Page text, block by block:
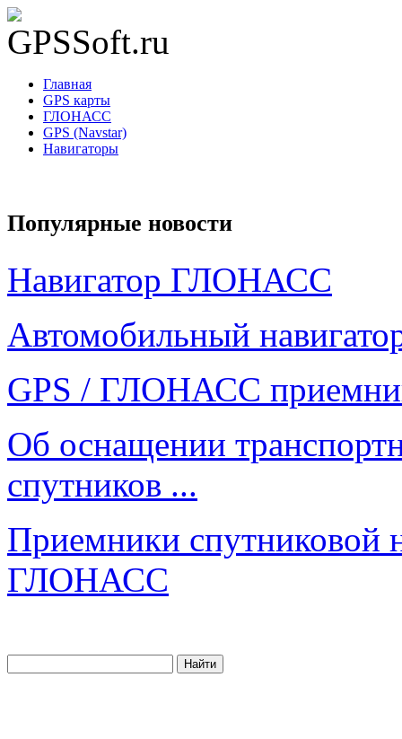
Главная
GPS карты
ГЛОНАСС
GPS (Navstar)
Навигаторы
Популярные новости
Навигатор ГЛОНАСС
Автомобильный
GPS / ГЛОНАСС
Об оснащении
спутников ...
Приемники спутниковой
ГЛОНАСС